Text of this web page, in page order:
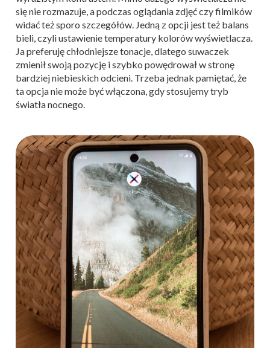
się nie rozmazuje, a podczas oglądania zdjęć czy filmików
widać też sporo szczegółów. Jedną z opcji jest też balans
bieli, czyli ustawienie temperatury kolorów wyświetlacza.
Ja preferuję chłodniejsze tonacje, dlatego suwaczek
zmienił swoją pozycję i szybko powędrował w stronę
bardziej niebieskich odcieni. Trzeba jednak pamiętać, że
ta opcja nie może być włączona, gdy stosujemy tryb
światła nocnego.